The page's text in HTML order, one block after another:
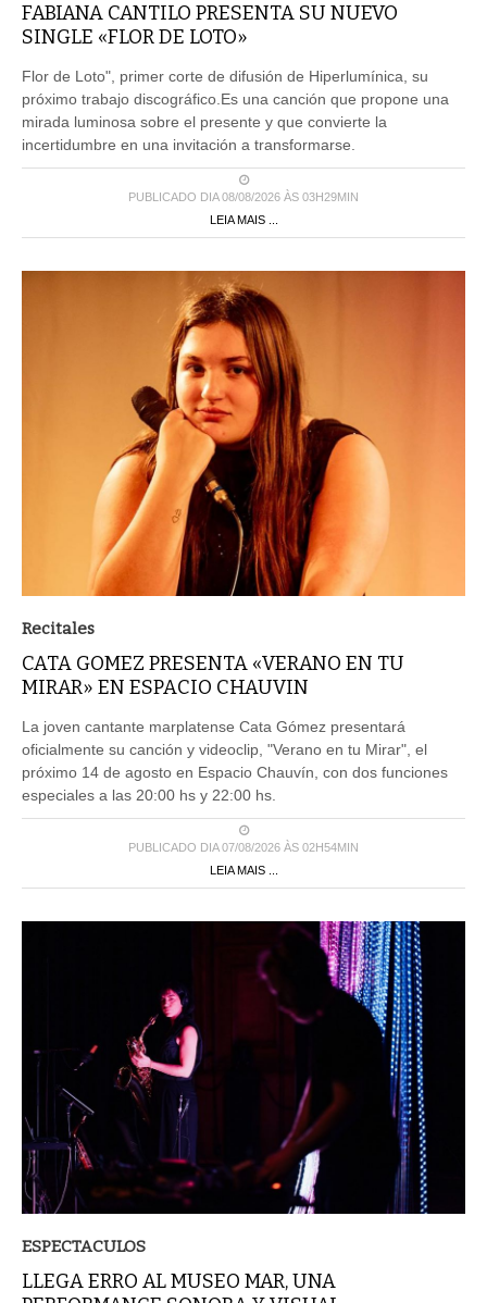
FABIANA CANTILO PRESENTA SU NUEVO
SINGLE «FLOR DE LOTO»
Flor de Loto", primer corte de difusión de Hiperlumínica, su
próximo trabajo discográfico.Es una canción que propone una
mirada luminosa sobre el presente y que convierte la
incertidumbre en una invitación a transformarse.
PUBLICADO DIA 08/08/2026 ÀS 03H29MIN
LEIA MAIS ...
Recitales
CATA GOMEZ PRESENTA «VERANO EN TU
MIRAR» EN ESPACIO CHAUVIN
La joven cantante marplatense Cata Gómez presentará
oficialmente su canción y videoclip, "Verano en tu Mirar", el
próximo 14 de agosto en Espacio Chauvín, con dos funciones
especiales a las 20:00 hs y 22:00 hs.
PUBLICADO DIA 07/08/2026 ÀS 02H54MIN
LEIA MAIS ...
ESPECTACULOS
LLEGA ERRO AL MUSEO MAR, UNA